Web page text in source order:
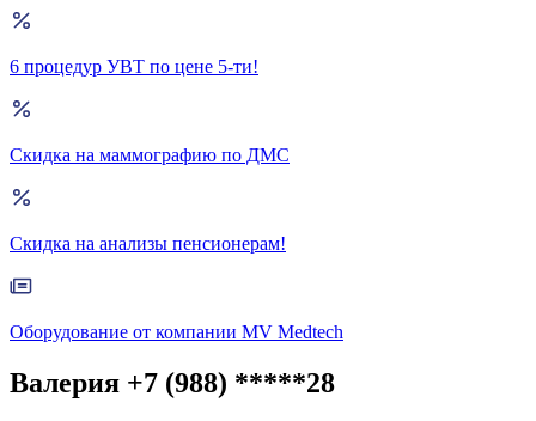
6 процедур УВТ по цене 5-ти!
Скидка на маммографию по ДМС
Скидка на анализы пенсионерам!
Оборудование от компании MV Medtech
Валерия +7 (988) *****28